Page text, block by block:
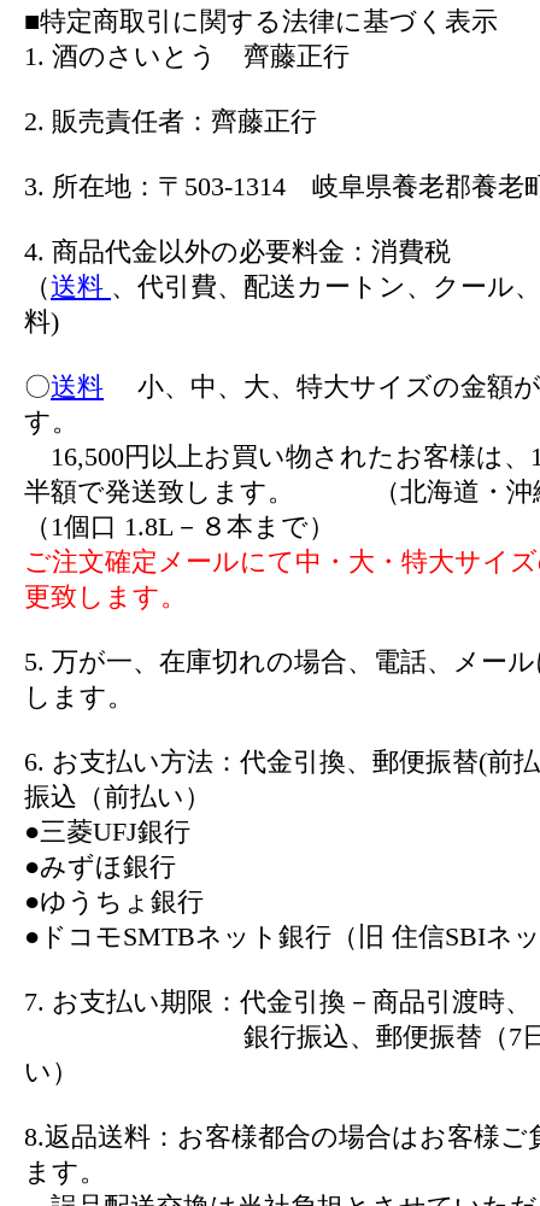
■特定商取引に関する法律に基づく表示
1. 酒のさいとう 齊藤正行
2. 販売責任者：齊藤正行
3. 所在地：〒503-1314 岐阜県養老郡養老
4. 商品代金以外の必要料金：消費税
（送料 、代引費、配送カートン、クール
料)
〇送料 小、中、大、特大サイズの金額
す。
16,500円以上お買い物されたお客様は、
半額で発送致します。 （北海道・沖
（1個口 1.8L－８本まで）
ご注文確定メールにて中・大・特大サイ
更致します。
5. 万が一、在庫切れの場合、電話、メー
します。
6. お支払い方法：代金引換、郵便振替(前
振込（前払い）
●三菱UFJ銀行
●みずほ銀行
●ゆうちょ銀行
●ドコモSMTBネット銀行（旧 住信SBIネ
7. お支払い期限：代金引換－商品引渡時、
銀行振込、郵便振替（7日
い）
8.返品送料：お客様都合の場合はお客様ご
ます。